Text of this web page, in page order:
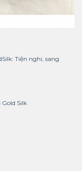
Tiện nghi, sang
Silk